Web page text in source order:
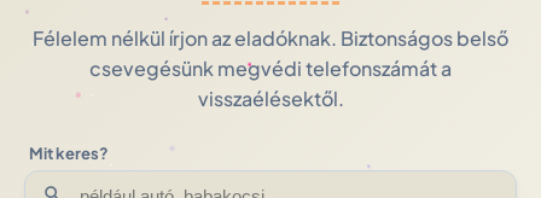
Félelem nélkül írjon az eladóknak. Biztonságos belső
csevegésünk megvédi telefonszámát a
visszaélésektől.
Mit keres?